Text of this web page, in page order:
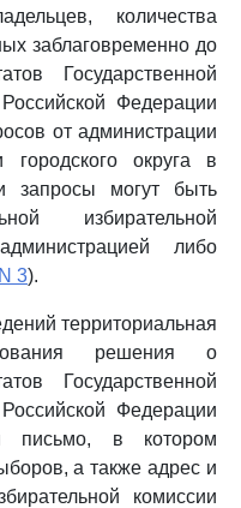
количества
заблаговременно до
Государственной
Федерации
от администрации
городского округа в
запросы могут быть
избирательной
либо
3).
территориальная
решения о
Государственной
Федерации
письмо, в котором
а также адрес и
комиссии